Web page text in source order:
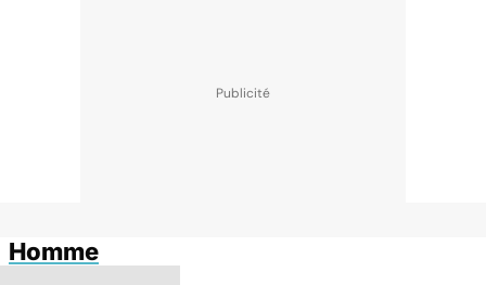
Homme